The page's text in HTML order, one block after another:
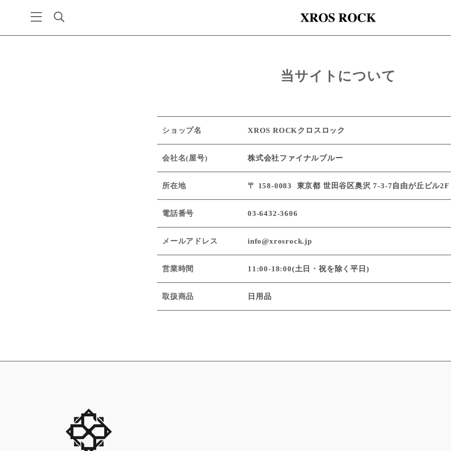
当サイトについて
ショップ名 XROS ROCKクロスロック
会社名(屋号) 株式会社ファイナルブルー
所在地 〒 158-0083 東京都 世田谷区奥沢 7-3-7自由が丘ビル2F
電話番号 03-6432-3606
メールアドレス info@xrosrock.jp
営業時間 11:00-18:00(土日・祝を除く平日)
取扱商品 日用品